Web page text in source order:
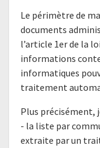
Le périmètre de
documents
l’article 1er de la
informations
informatiques
traitement
Plus précisément,
- la liste par
extraite par un